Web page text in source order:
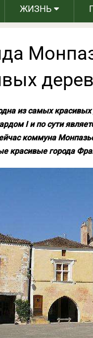
ЖИЗНЬ
из самых
I и по сути
коммуна
красивые города